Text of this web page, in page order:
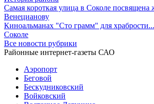
Самая короткая улица в Соколе посвящена
Венецианову
Киноальманах "Сто грамм" для
Соколе
Все новости рубрики
Районные интернет-газеты САО
Аэропорт
Беговой
Бескудниковский
Войковский